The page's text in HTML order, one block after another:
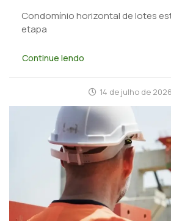
Condomínio horizontal de lotes
etapa
Continue lendo
14 de julho de 2026